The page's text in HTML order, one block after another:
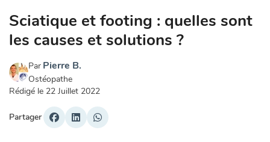
Sciatique et footing : quelles sont
les causes et solutions ?
Par Pierre B.
Ostéopathe
Rédigé le 22 Juillet 2022
Partager